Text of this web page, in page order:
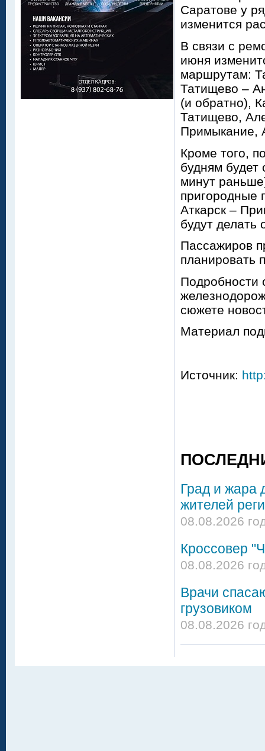
Саратове у
изменится
В связи с
июня
маршрутам:
Татищево –
(и обратно),
Татищево,
Примыкание,
Кроме того,
будням будет
минут
Аткарск –
будут делать
Пассажиров
планировать
Подробности
сюжете
Материал
Источник:
Град и жара
жителей
08.08.2026
Кроссовер
08.08.2026
Врачи
грузовиком
08.08.2026